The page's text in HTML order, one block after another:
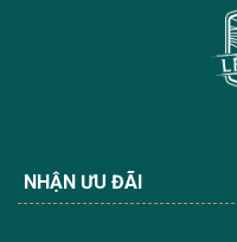
NHẬN ƯU ĐÃI